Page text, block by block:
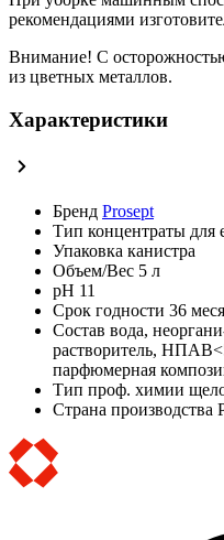
рекомендациями
Внимание! С
из цветных металлов.
Характеристики
Бренд Prosept
Тип концентраты
Упаковка канистра
Объем/Вес 5 л
pH 11
Срок годности 36
Состав вода,
растворитель,
парфюмерная
Тип проф. химии
Страна производства